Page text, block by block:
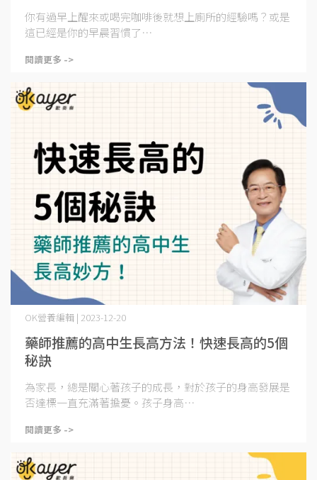
你有過早上醒來或喝完咖啡後就想上廁所的經驗嗎？或是
這已經是你的早晨習慣了⋯
閱讀更多 ->
藥師推薦的高中生長高方法！快速長高的5個
秘訣
OK營養編輯 | 2023-12-20
為家長，總是關心著孩子的成長，對於孩子的身高發展是
否達標一直充滿著擔憂。孩子身高⋯
閱讀更多 ->